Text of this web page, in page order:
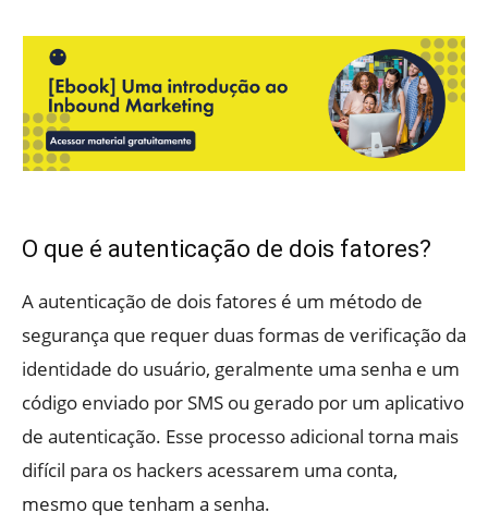
O que é autenticação de dois fatores?
A autenticação de dois fatores é um método de
segurança que requer duas formas de verificação da
identidade do usuário, geralmente uma senha e um
código enviado por SMS ou gerado por um aplicativo
de autenticação. Esse processo adicional torna mais
difícil para os hackers acessarem uma conta,
mesmo que tenham a senha.